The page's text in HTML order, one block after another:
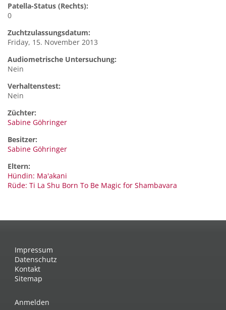
Patella-Status (Rechts):
0
Zuchtzulassungsdatum:
Friday, 15. November 2013
Audiometrische Untersuchung:
Nein
Verhaltenstest:
Nein
Züchter:
Sabine Göhringer
Besitzer:
Sabine Göhringer
Eltern:
Hündin: Ma'akani
Rüde: Ti La Shu Born To Be Magic for Shambavara
Impressum
Datenschutz
Kontakt
Sitemap
Anmelden